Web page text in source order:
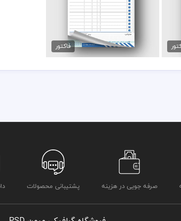
منظم اطلاعات مالی و فروش
برای انواع کسب‌وکارها
شخصی‌سازی بر اساس هویت برند
دنبال یک فاکتور آماده چاپ و در عین حال قابل ویرایش هستید،
است
ترین آرشیو لایه باز فاکتور و قبض، رسید که می توانید با خیالی
و دانلود داشته باشید
فاکتور میهن پی اس دی از تصاویر و وکتورهای باکیفیت
طراحی های فاکتور بصورت لایه باز و با فرمت فتوشاپ می باشد که
دانلود فاکتور و طرح لایه باز به صورت به صرفه می توانید از بسته
از چاپ و استفاده فاکتور رعایت مواردی نظیر غلط املایی،
فاکتور لوازم موبایل فروشی
89,000 تومان
فاکتور
صرفه جویی در هزینه پشتیبانی محصولات